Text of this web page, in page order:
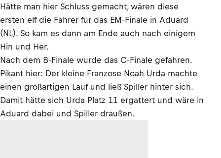
Hätte man hier Schluss gemacht, wären diese
ersten elf die Fahrer für das EM-Finale in Aduard
(NL). So kam es dann am Ende auch nach einigem
Hin und Her.
Nach dem B-Finale wurde das C-Finale gefahren.
Pikant hier: Der kleine Franzose Noah Urda machte
einen großartigen Lauf und ließ Spiller hinter sich.
Damit hätte sich Urda Platz 11 ergattert und wäre in
Aduard dabei und Spiller draußen.